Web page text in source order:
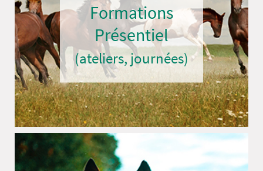
Formations
Présentiel
(ateliers, journées)